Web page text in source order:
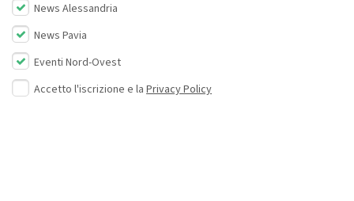
News Alessandria
News Pavia
Eventi Nord-Ovest
Accetto l'iscrizione e la Privacy Policy